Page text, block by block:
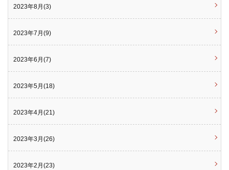
2023年8月(3)
2023年7月(9)
2023年6月(7)
2023年5月(18)
2023年4月(21)
2023年3月(26)
2023年2月(23)